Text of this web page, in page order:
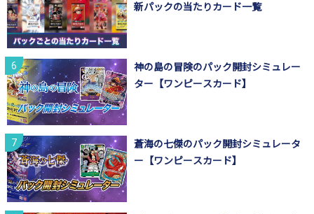
新パックの当たりカード一覧
神の島の冒険のパック開封シミュレー
ター【ワンピースカード】
蒼海の七傑のパック開封シミュレータ
ー【ワンピースカード】